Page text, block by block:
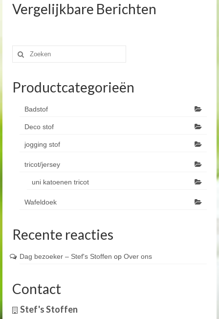
Vergelijkbare Berichten
Zoeken
naar:
Productcategorieën
Badstof
Deco stof
jogging stof
tricot/jersey
uni katoenen tricot
Wafeldoek
Recente reacties
Dag bezoeker – Stef's Stoffen op Over ons
Contact
Stef's Stoffen